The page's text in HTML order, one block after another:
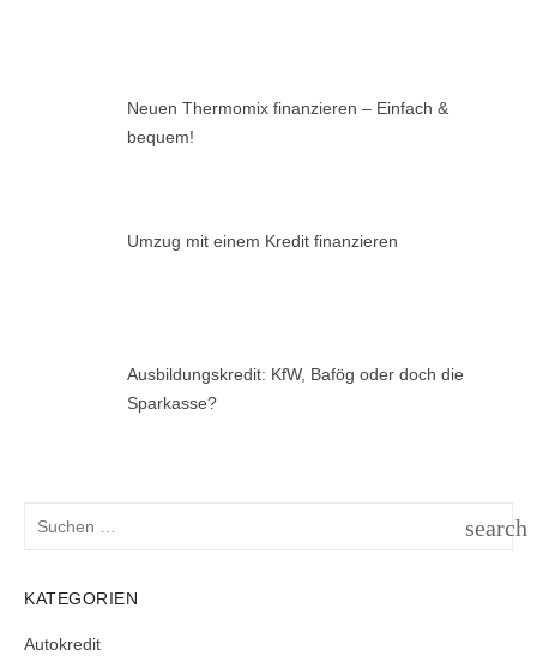
Neuen Thermomix finanzieren – Einfach &
bequem!
Umzug mit einem Kredit finanzieren
Ausbildungskredit: KfW, Bafög oder doch die
Sparkasse?
Suchen
search
KATEGORIEN
Autokredit